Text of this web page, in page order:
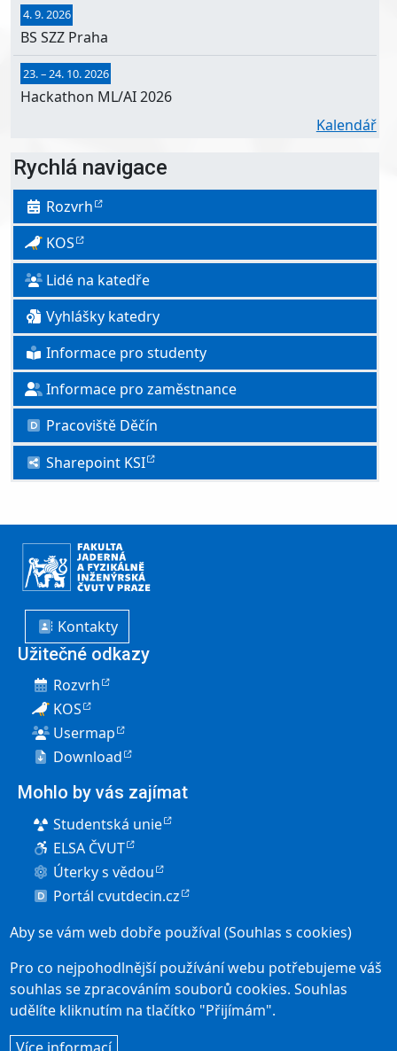
BS SZZ Praha
4. 9. 2026
Hackathon ML/AI 2026
23.–24. 10. 2026
Kalendář
Rychlá navigace
Rozvrh
KOS
Lidé na katedře
Vyhlášky katedry
Informace pro studenty
Informace pro zaměstnance
Pracoviště Děčín
Sharepoint KSI
Kontakty
Užitečné odkazy
Rozvrh
KOS
Usermap
Download
Mohlo by vás zajímat
Studentská unie
ELSA ČVUT
Úterky s vědou
Portál cvutdecin.cz
Pro uchazeče
Elektronická přihláška
Přijímací řízení
Studium v Děčíně
User account menu
Aby se vám web dobře používal (Souhlas s cookies)
Pro co nejpohodlnější používání webu potřebujeme váš
souhlas se zpracováním souborů cookies. Souhlas
udělíte kliknutím na tlačítko "Přijímám".